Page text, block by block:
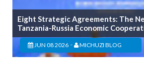
Eight Strategic Agreements: The
Tanzania-Russia Economic
JUN 08 2026 - MICHUZI BLOG